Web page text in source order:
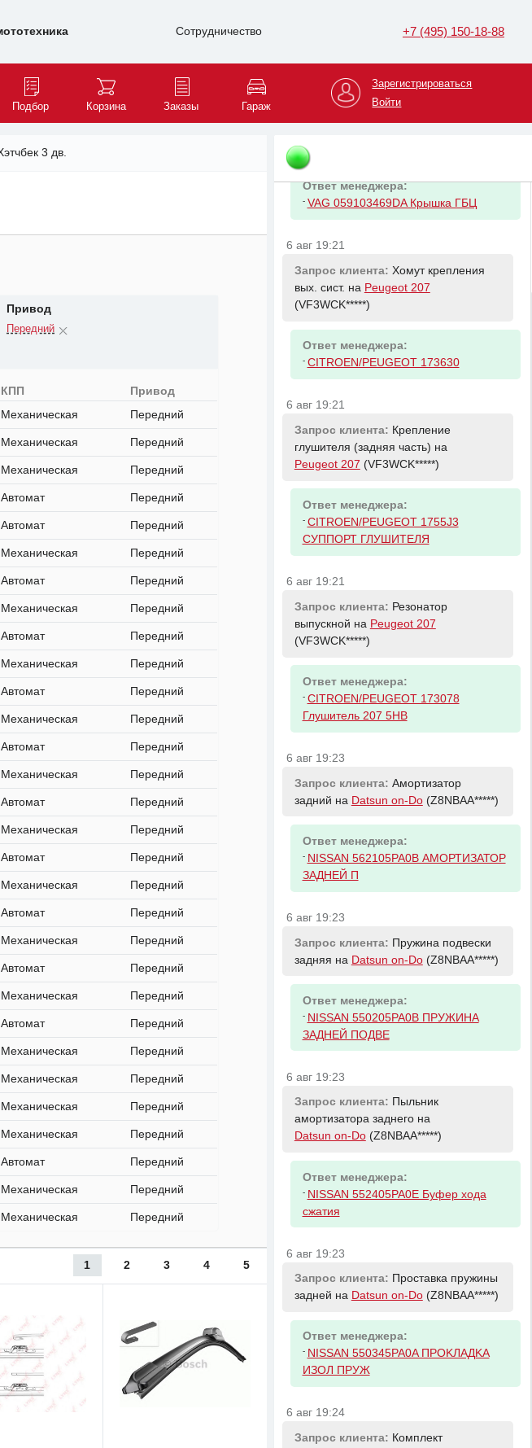
Сотрудничество +7 (495) 150-18-88
Подбор Корзина Заказы Гараж
Зарегистрироваться
Войти
3 дв.
Привод
Передний
КПП
Привод
Механическая Передний
Механическая Передний
Механическая Передний
Автомат Передний
Автомат Передний
Механическая Передний
Автомат Передний
Механическая Передний
Автомат Передний
Механическая Передний
Автомат Передний
Механическая Передний
Автомат Передний
Механическая Передний
Автомат Передний
Механическая Передний
Автомат Передний
Механическая Передний
Автомат Передний
Механическая Передний
Автомат Передний
Механическая Передний
Автомат Передний
Механическая Передний
Механическая Передний
Механическая Передний
Механическая Передний
Автомат Передний
Механическая Передний
Механическая Передний
1 2 3 4 5
6 авг 19:20
Запрос клиента:Клапанная крышка
(WVGZZZ*****)
Ответ менеджера:
- VAG 059103469DA Крышка ГБЦ
6 авг 19:21
Запрос клиента: Хомут крепления
вых. сист. на Peugeot 207
(VF3WCK*****)
Ответ менеджера:
- CITROEN/PEUGEOT 173630
6 авг 19:21
Запрос клиента: Крепление
глушителя (задняя часть) на
Peugeot 207 (VF3WCK*****)
Ответ менеджера:
- CITROEN/PEUGEOT 1755J3
СУППОРТ ГЛУШИТЕЛЯ
6 авг 19:21
Запрос клиента: Резонатор
выпускной на Peugeot 207
(VF3WCK*****)
Ответ менеджера:
- CITROEN/PEUGEOT 173078
Глушитель 207 5HB
6 авг 19:23
Запрос клиента: Амортизатор
задний на Datsun on-Do(Z8NBAA*****)
Ответ менеджера:
- NISSAN 562105PA0B АМОРТИЗАТОР
ЗАДНЕЙ П
6 авг 19:23
Запрос клиента: Пружина подвески
задняя на Datsun on-Do(Z8NBAA*****)
Ответ менеджера:
- NISSAN 550205PA0B ПРУЖИНА
ЗАДНЕЙ ПОДВЕ
6 авг 19:23
Запрос клиента: Пыльник
амортизатора заднего на
Datsun on-Do(Z8NBAA*****)
Ответ менеджера:
- NISSAN 552405PA0E Буфер хода
сжатия
6 авг 19:23
Запрос клиента: Проставка пружины
задней на Datsun on-Do(Z8NBAA*****)
Ответ менеджера:
- NISSAN 550345PA0A ПPOKЛAДKA
ИЗOЛ ПPУЖ
6 авг 19:24
Запрос клиента: Комплект